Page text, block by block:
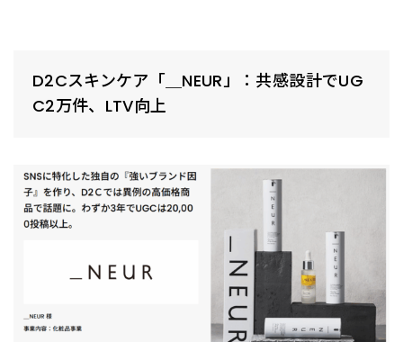
D2Cスキンケア「＿NEUR」：共感設計でUG
C2万件、LTV向上